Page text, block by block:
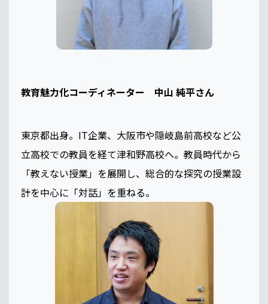
教育魅力化コーディネーター 中山 純平さん
東京都出身。IT企業、大阪市や隠岐島前高校など公
立高校での教員を経て津和野高校へ。教員時代から
「教えない授業」を展開し、総合的な探究の授業設
計を中心に「対話」を重ねる。